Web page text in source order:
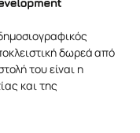
δωρεά από
του είναι η
και της